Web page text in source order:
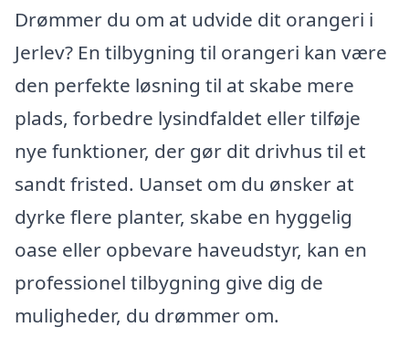
Drømmer du om at udvide dit orangeri i
Jerlev? En tilbygning til orangeri kan være
den perfekte løsning til at skabe mere
plads, forbedre lysindfaldet eller tilføje
nye funktioner, der gør dit drivhus til et
sandt fristed. Uanset om du ønsker at
dyrke flere planter, skabe en hyggelig
oase eller opbevare haveudstyr, kan en
professionel tilbygning give dig de
muligheder, du drømmer om.